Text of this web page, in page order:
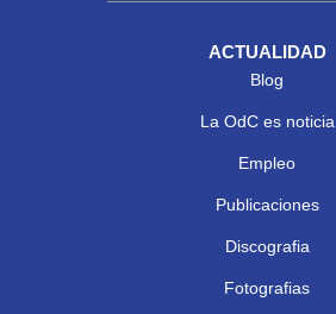
ACTUALIDAD
Blog
La OdC es noticia
Empleo
Publicaciones
Discografia
Fotografias